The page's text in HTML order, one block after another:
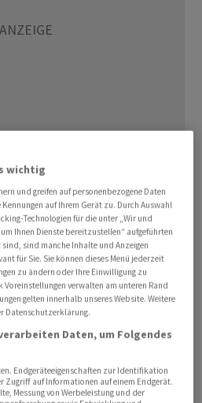
Vermittler Pakistan meldeten
bei den Gesprächen zur
US-Aussenminister Marco
in Neu-Delhi, es werde
‌gearbeitet. Möglicherweise
bereits in den
äussern.
Aussenministeriums,
einer Annäherung. Es gebe
die in den nächsten drei
geklärt werden
wichtig
und greifen auf personenbezogene Daten
auf Ihrem Gerät zu. Durch Auswahl
Technologien für die unter „Wir und
Ihnen Dienste bereitzustellen“ aufgeführten
sind manche Inhalte und Anzeigen
für Sie. Sie können dieses Menü jederzeit
zu ändern oder Ihre Einwilligung zu
verwalten am unteren Rand
gelten innerhalb unseres Website. Weitere
Datenschutzerklärung.
Daten, um Folgendes
Endgeräteeigenschaften zur Identifikation
Zugriff auf Informationen auf einem Endgerät.
Messung von Werbeleistung und der